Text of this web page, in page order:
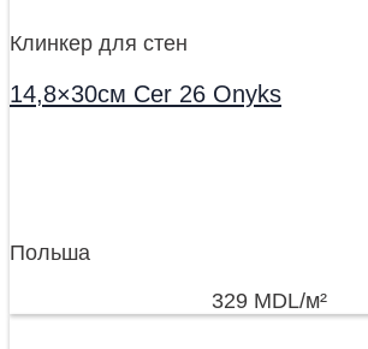
Клинкер для стен
14,8×30см Cer 26 Onyks
Польша
329 MDL/м²